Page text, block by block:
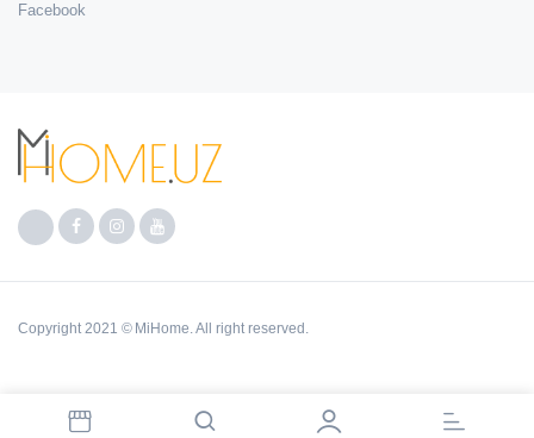
Facebook
Copyright 2021 © MiHome. All right reserved.